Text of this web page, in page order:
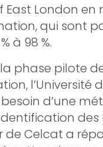
East London
qui sont
à 98 %.
phase pilote
l’Université
d’une
des
de Celcat a